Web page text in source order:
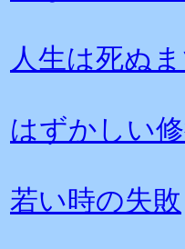
人生は死ぬ
はずかしい
若い時の失敗